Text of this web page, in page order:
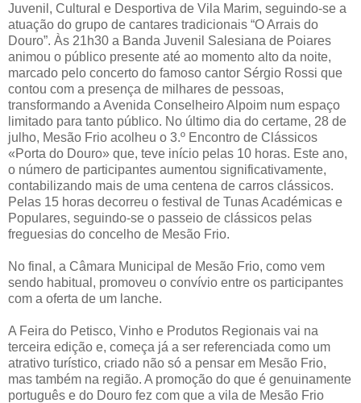
Juvenil, Cultural e Desportiva de Vila Marim, seguindo-se a
atuação do grupo de cantares tradicionais “O Arrais do
Douro”. Às 21h30 a Banda Juvenil Salesiana de Poiares
animou o público presente até ao momento alto da noite,
marcado pelo concerto do famoso cantor Sérgio Rossi que
contou com a presença de milhares de pessoas,
transformando a Avenida Conselheiro Alpoim num espaço
limitado para tanto público. No último dia do certame, 28 de
julho, Mesão Frio acolheu o 3.º Encontro de Clássicos
«Porta do Douro» que, teve início pelas 10 horas. Este ano,
o número de participantes aumentou significativamente,
contabilizando mais de uma centena de carros clássicos.
Pelas 15 horas decorreu o festival de Tunas Académicas e
Populares, seguindo-se o passeio de clássicos pelas
freguesias do concelho de Mesão Frio.
No final, a Câmara Municipal de Mesão Frio, como vem
sendo habitual, promoveu o convívio entre os participantes
com a oferta de um lanche.
A Feira do Petisco, Vinho e Produtos Regionais vai na
terceira edição e, começa já a ser referenciada como um
atrativo turístico, criado não só a pensar em Mesão Frio,
mas também na região. A promoção do que é genuinamente
português e do Douro fez com que a vila de Mesão Frio